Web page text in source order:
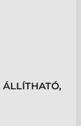
ÁLLÍTHATÓ,